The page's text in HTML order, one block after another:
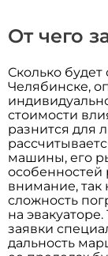
От чего
Сколько будет
Челябинске,
стоимости
разнится для
машины, его
особенностей
внимание,
сложность
на
заявки
дальность